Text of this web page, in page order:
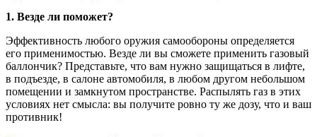
1. Везде ли поможет?
Эффективность любого оружия самообороны определяется
его применимостью. Везде ли вы сможете применить газовый
баллончик? Представьте, что вам нужно защищаться в лифте,
в подъезде, в салоне автомобиля, в любом другом небольшом
помещении и замкнутом пространстве. Распылять газ в этих
условиях нет смысла: вы получите ровно ту же дозу, что и ваш
противник!